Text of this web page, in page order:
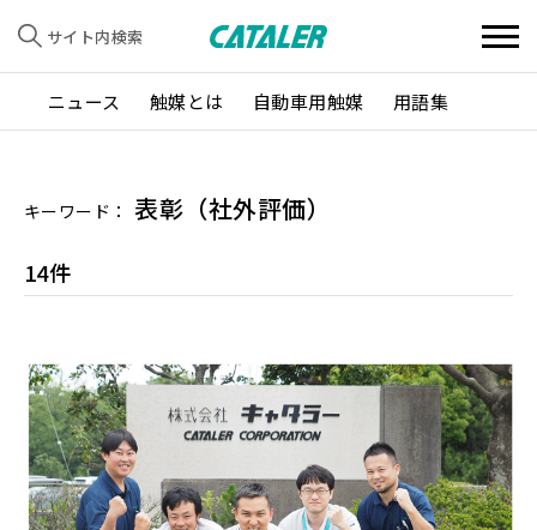
サイト内検索
ニュース 触媒とは 自動車用触媒 用語集
キーワード： 表彰（社外評価）
14件